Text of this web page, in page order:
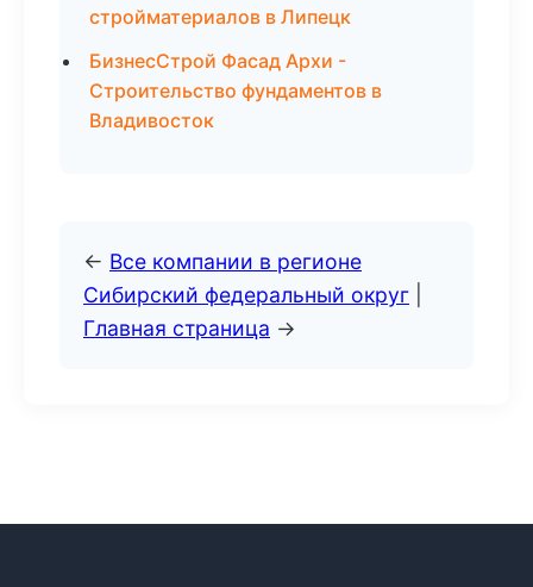
стройматериалов в Липецк
БизнесСтрой Фасад Архи -
Строительство фундаментов в
Владивосток
← Все компании в регионе
Сибирский федеральный округ
Главная страница →